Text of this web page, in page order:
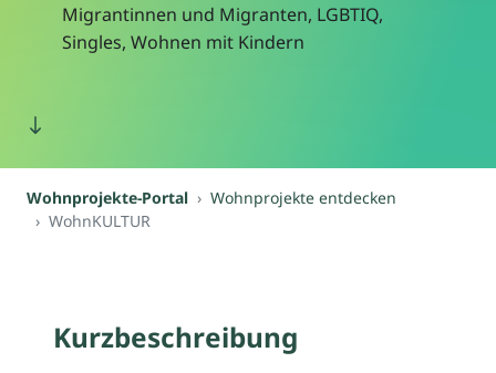
Migrantinnen und Migranten, LGBTIQ,
Singles, Wohnen mit Kindern
Wohnprojekte-Portal
Wohnprojekte entdecken
WohnKULTUR
Kurzbeschreibung